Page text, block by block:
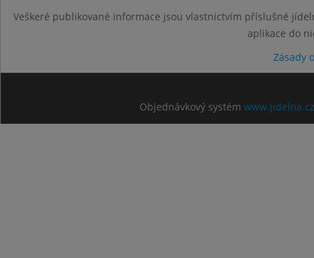
Veškeré publikované informace jsou vlastnictvím příslušné
aplikace do
Zásady
Objednávkový systém www.jidelna.cz